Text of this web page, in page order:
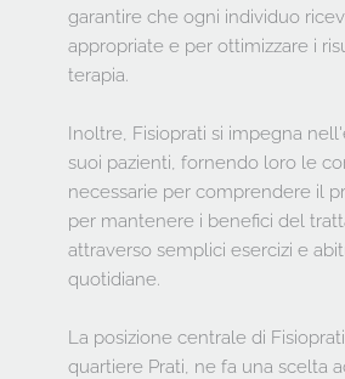
garantire che ogni individuo
appropriate e per ottimizzare i
terapia.
Inoltre, Fisioprati si impegna
suoi pazienti, fornendo loro le
necessarie per comprendere il
per mantenere i benefici del
attraverso semplici esercizi e
quotidiane.
La posizione centrale di
quartiere Prati, ne fa una scelta